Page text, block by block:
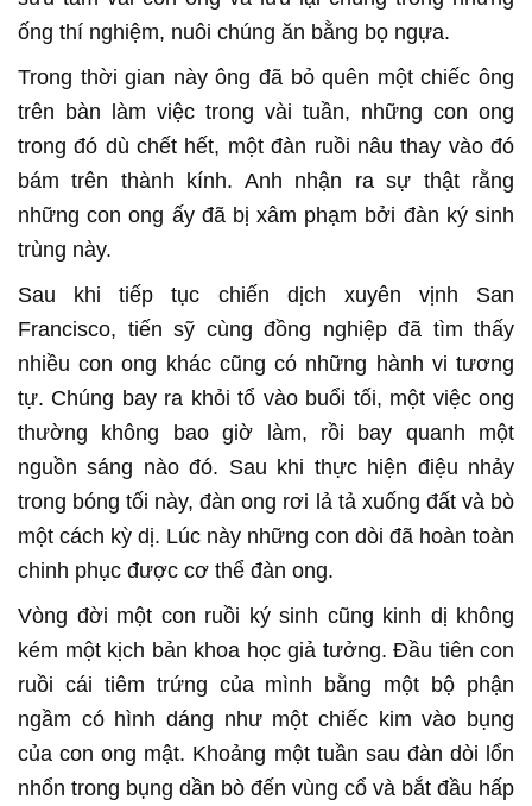
ống thí nghiệm, nuôi chúng ăn bằng bọ ngựa.
Trong thời gian này ông đã bỏ quên một chiếc ông
trên bàn làm việc trong vài tuần, những con ong
trong đó dù chết hết, một đàn ruồi nâu thay vào đó
bám trên thành kính. Anh nhận ra sự thật rằng
những con ong ấy đã bị xâm phạm bởi đàn ký sinh
trùng này.
Sau khi tiếp tục chiến dịch xuyên vịnh San
Francisco, tiến sỹ cùng đồng nghiệp đã tìm thấy
nhiều con ong khác cũng có những hành vi tương
tự. Chúng bay ra khỏi tổ vào buổi tối, một việc ong
thường không bao giờ làm, rồi bay quanh một
nguồn sáng nào đó. Sau khi thực hiện điệu nhảy
trong bóng tối này, đàn ong rơi lả tả xuống đất và bò
một cách kỳ dị. Lúc này những con dòi đã hoàn toàn
chinh phục được cơ thể đàn ong.
Vòng đời một con ruồi ký sinh cũng kinh dị không
kém một kịch bản khoa học giả tưởng. Đầu tiên con
ruồi cái tiêm trứng của mình bằng một bộ phận
ngầm có hình dáng như một chiếc kim vào bụng
của con ong mật. Khoảng một tuần sau đàn dòi lổn
nhổn trong bụng dần bò đến vùng cổ và bắt đầu hấp